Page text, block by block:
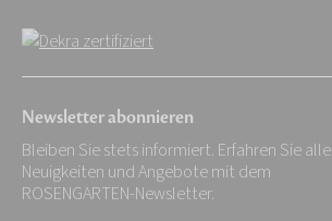
Newsletter abonnieren
Bleiben Sie stets informiert. Erfahren Sie alle
Neuigkeiten und Angebote mit dem
ROSENGARTEN-Newsletter.